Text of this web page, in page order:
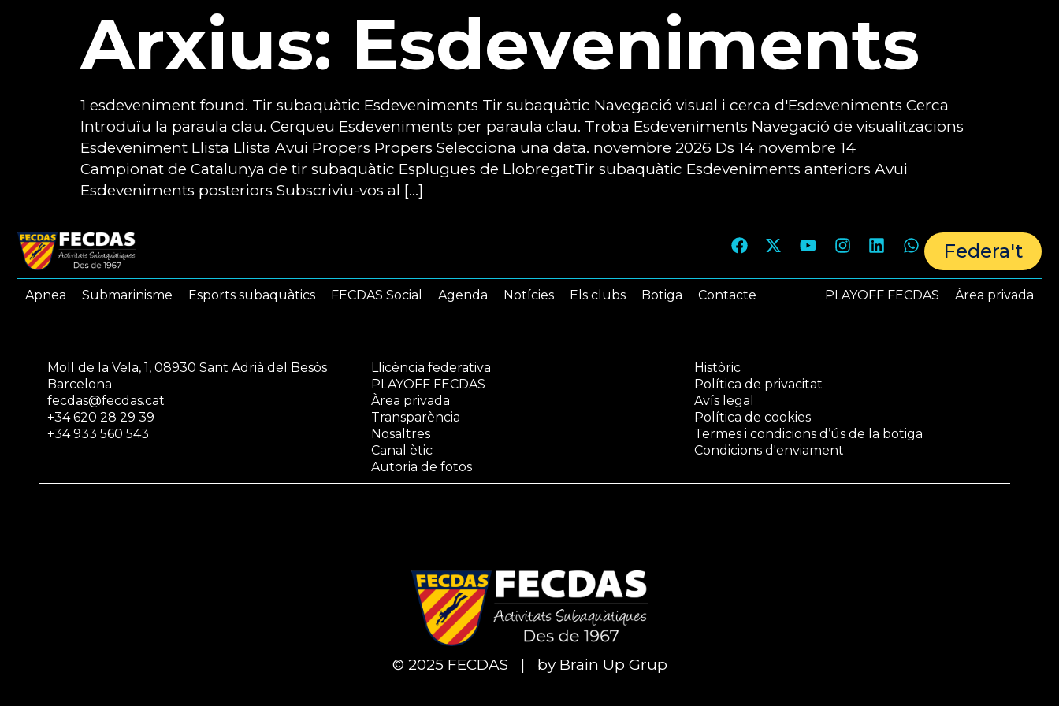
Arxius: Esdeveniments
1 esdeveniment found. Tir subaquàtic Esdeveniments Tir subaquàtic Navegació visual i cerca d'Esdeveniments Cerca
Introduïu la paraula clau. Cerqueu Esdeveniments per paraula clau. Troba Esdeveniments Navegació de visualitzacions
Esdeveniment Llista Llista Avui Propers Propers Selecciona una data. novembre 2026 Ds 14 novembre 14
Campionat de Catalunya de tir subaquàtic Esplugues de LlobregatTir subaquàtic Esdeveniments anteriors Avui
Esdeveniments posteriors Subscriviu-vos al […]
Federa't
Apnea Submarinisme Esports subaquàtics FECDAS Social Agenda Notícies Els clubs Botiga Contacte PLAYOFF FECDAS Àrea privada
Moll de la Vela, 1, 08930 Sant Adrià del Besòs
Barcelona
fecdas@fecdas.cat
+34 620 28 29 39
+34 933 560 543
Llicència federativa
PLAYOFF FECDAS
Àrea privada
Transparència
Nosaltres
Canal ètic
Autoria de fotos
Històric
Política de privacitat
Avís legal
Política de cookies
Termes i condicions d’ús de la botiga
Condicions d'enviament
© 2025 FECDAS | by Brain Up Grup